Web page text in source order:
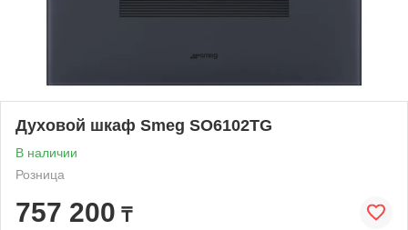
Духовой шкаф Smeg SO6102TG
В наличии
Розница
757 200 ₸